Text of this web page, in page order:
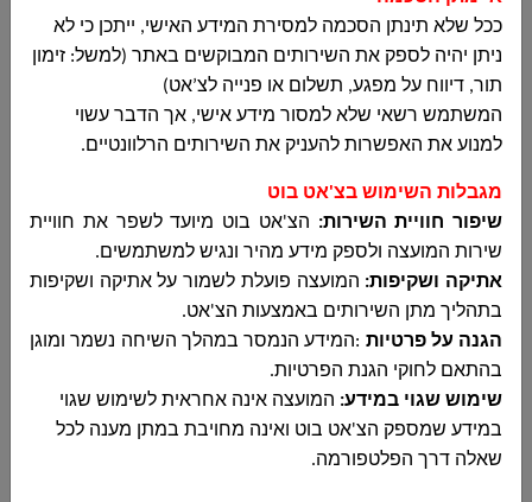
تقرير مالي الربع
الثاني 2-2020
اضغطوا هنا
تقرير مالي الربع
الاول 1-2020
اضغطوا هنا
تقرير مالي الربع
الرابع 2019
اضغطوا هنا
تقرير مالي الربع
الثالث 2019
اضغطوا هنا
تقرير مالي الربع
الثاني 2019
اضغطوا هنا
تقرير مالي الربع
ככל שלא תינתן הסכמה למסירת המידע האישי, ייתכן כי לא
ניתן יהיה לספק את השירותים המבוקשים באתר (למשל: זימון
תור, דיווח על מפגע, תשלום או פנייה לצ’אט)
המשתמש רשאי שלא למסור מידע אישי, אך הדבר עשוי
למנוע את האפשרות להעניק את השירותים הרלוונטיים.
מגבלות השימוש בצ'אט בוט
שיפור חוויית השירות: הצ'אט בוט מיועד לשפר את חוויית
שירות המועצה ולספק מידע מהיר ונגיש למשתמשים.
אתיקה ושקיפות: המועצה פועלת לשמור על אתיקה ושקיפות
בתהליך מתן השירותים באמצעות הצ'אט.
הגנה על פרטיות :המידע הנמסר במהלך השיחה נשמר ומוגן
בהתאם לחוקי הגנת הפרטיות.
שימוש שגוי במידע: המועצה אינה אחראית לשימוש שגוי
במידע שמספק הצ'אט בוט ואינה מחויבת במתן מענה לכל
שאלה דרך הפלטפורמה.